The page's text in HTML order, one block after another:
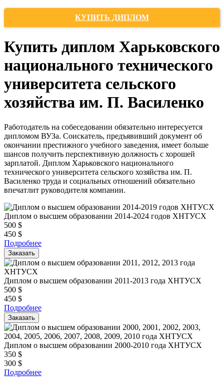
КУПИТЬ ДИПЛОМ
Купить диплом Харьковского
национального технического
университета сельского
хозяйства им. П. Василенко
Работодатель на собеседовании обязательно интересуется
дипломом ВУЗа. Соискатель, предъявивший документ об
окончании престижного учебного заведения, имеет больше
шансов получить перспективную должность с хорошей
зарплатой. Диплом Харьковского национального
технического университета сельского хозяйства им. П.
Василенко труда и социальных отношений обязательно
впечатлит руководителя компании.
Диплом о высшем образовании 2014-2024 годов ХНТУСХ
500 $
450 $
Подробнее
Заказать
Диплом о высшем образовании 2011-2013 года ХНТУСХ
500 $
450 $
Подробнее
Заказать
Диплом о высшем образовании 2000-2010 года ХНТУСХ
350 $
300 $
Подробнее